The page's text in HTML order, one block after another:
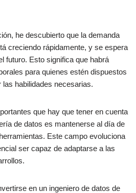
he descubierto que la demanda
creciendo rápidamente, y se espera
futuro. Esto significa que habrá
para quienes estén dispuestos
habilidades necesarias.
que hay que tener en cuenta
de datos es mantenerse al día de
Este campo evoluciona
ser capaz de adaptarse a las
en un ingeniero de datos de